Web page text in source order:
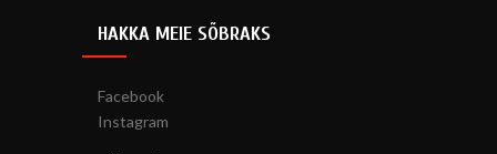
HAKKA MEIE SÕBRAKS
Facebook
Instagram